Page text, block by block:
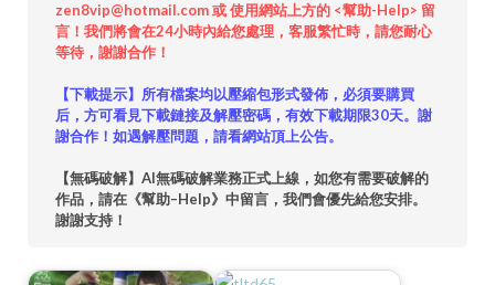
zen8vip@hotmail.com 或 使用網站上方的 <幫助-Help> 留
言！我們將會在24小時內給您處理，客服繁忙時，請您耐心
等待，謝謝合作！
【下載提示】所有檔案均以壓縮包形式發佈，必須要購買
后，方可看見下載鏈接及解壓密碼，有效下載期限30天。謝
謝合作！如遇解壓問題，請看網站頂上公告。
【無碼破解】AI無碼破解業務正式上線，如您有需要破解的
作品，請在《幫助–Help》中留言，我們會優先給您安排。
謝謝支持！